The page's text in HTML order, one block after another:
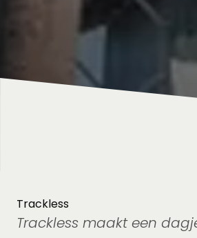
Trackless
Trackless maakt een